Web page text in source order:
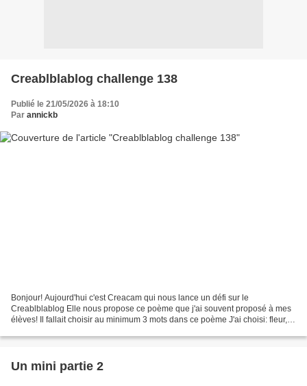
Creablblablog challenge 138
Publié le 21/05/2026 à 18:10
Par annickb
Bonjour! Aujourd'hui c'est Creacam qui nous lance un défi sur le
Creablblablog Elle nous propose ce poème que j'ai souvent proposé à mes
élèves! Il fallait choisir au minimum 3 mots dans ce poème J'ai choisi: fleur,
Un mini partie 2